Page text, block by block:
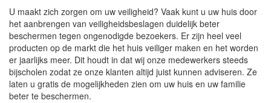
U maakt zich zorgen om uw veiligheid? Vaak kunt u uw huis door
het aanbrengen van veiligheidsbeslagen duidelijk beter
beschermen tegen ongenodigde bezoekers. Er zijn heel veel
producten op de markt die het huis veiliger maken en het worden
er jaarlijks meer. Dit houdt in dat wij onze medewerkers steeds
bijscholen zodat ze onze klanten altijd juist kunnen adviseren. Ze
laten u gratis de mogelijkheden zien om uw huis en uw familie
beter te beschermen.